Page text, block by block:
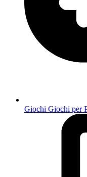
Giochi Giochi per